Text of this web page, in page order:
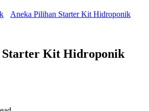
Aneka Pilihan Starter Kit Hidroponik
Starter Kit Hidroponik